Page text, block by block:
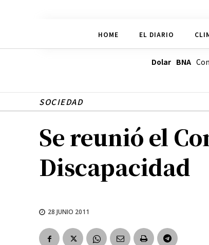
HOME EL DIARIO
Dolar BNA
SOCIEDAD
Se reunió el
Discapacidad
28 JUNIO 2011